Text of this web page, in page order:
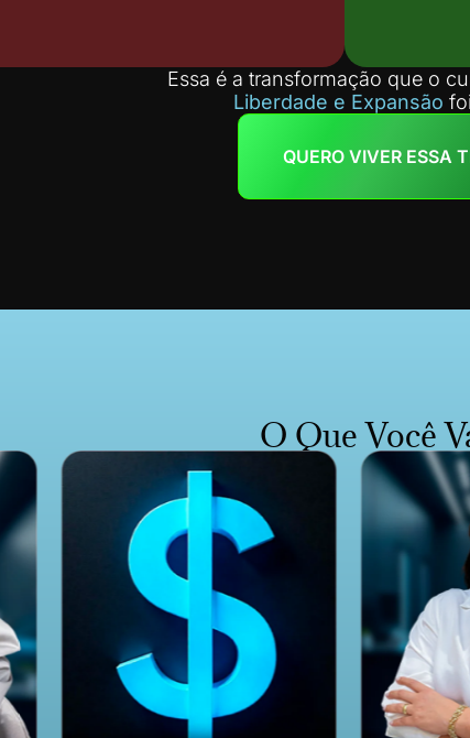
Essa é a transformação que o
Liberdade e Expansão
QUERO VIVER ESSA
O Que Você